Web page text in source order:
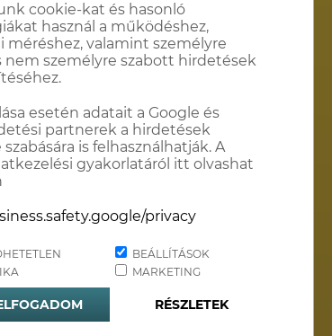
cookie-kat és hasonló
használ a működéshez,
méréshez, valamint személyre
nem személyre szabott hirdetések
esetén adatait a Google és
partnerek a hirdetések
is felhasználhatják. A
gyakorlatáról itt olvashat
privacy
BEÁLLÍTÁSOK
MARKETING
RÉSZLETEK